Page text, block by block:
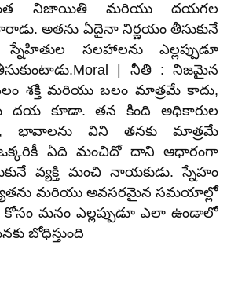
నిజాయితి మరియు దయగల
అతను ఏదైనా నిర్ణయం తీసుకునే
సలహాలను ఎల్లప్పుడూ
| నీతి : నిజమైన
శక్తి మరియు బలం మాత్రమే కాదు,
దయ కూడా. తన కింది అధికారుల
భావాలను విని తనకు మాత్రమే
ఒక్కరికీ ఏది మంచిదో దాని ఆధారంగా
వ్యక్తి మంచి నాయకుడు. స్నేహం
మరియు అవసరమైన సమయాల్లో
మనం ఎల్లప్పుడూ ఎలా ఉండాలో
మనకు బోధిస్తుంది